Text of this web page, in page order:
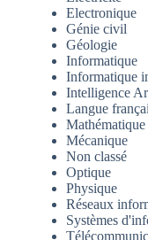
Electronique
Génie civil
Géologie
Informatique
Informatique
Intelligence
Langue
Mathématique
Mécanique
Non classé
Optique
Physique
Réseaux
Systèmes